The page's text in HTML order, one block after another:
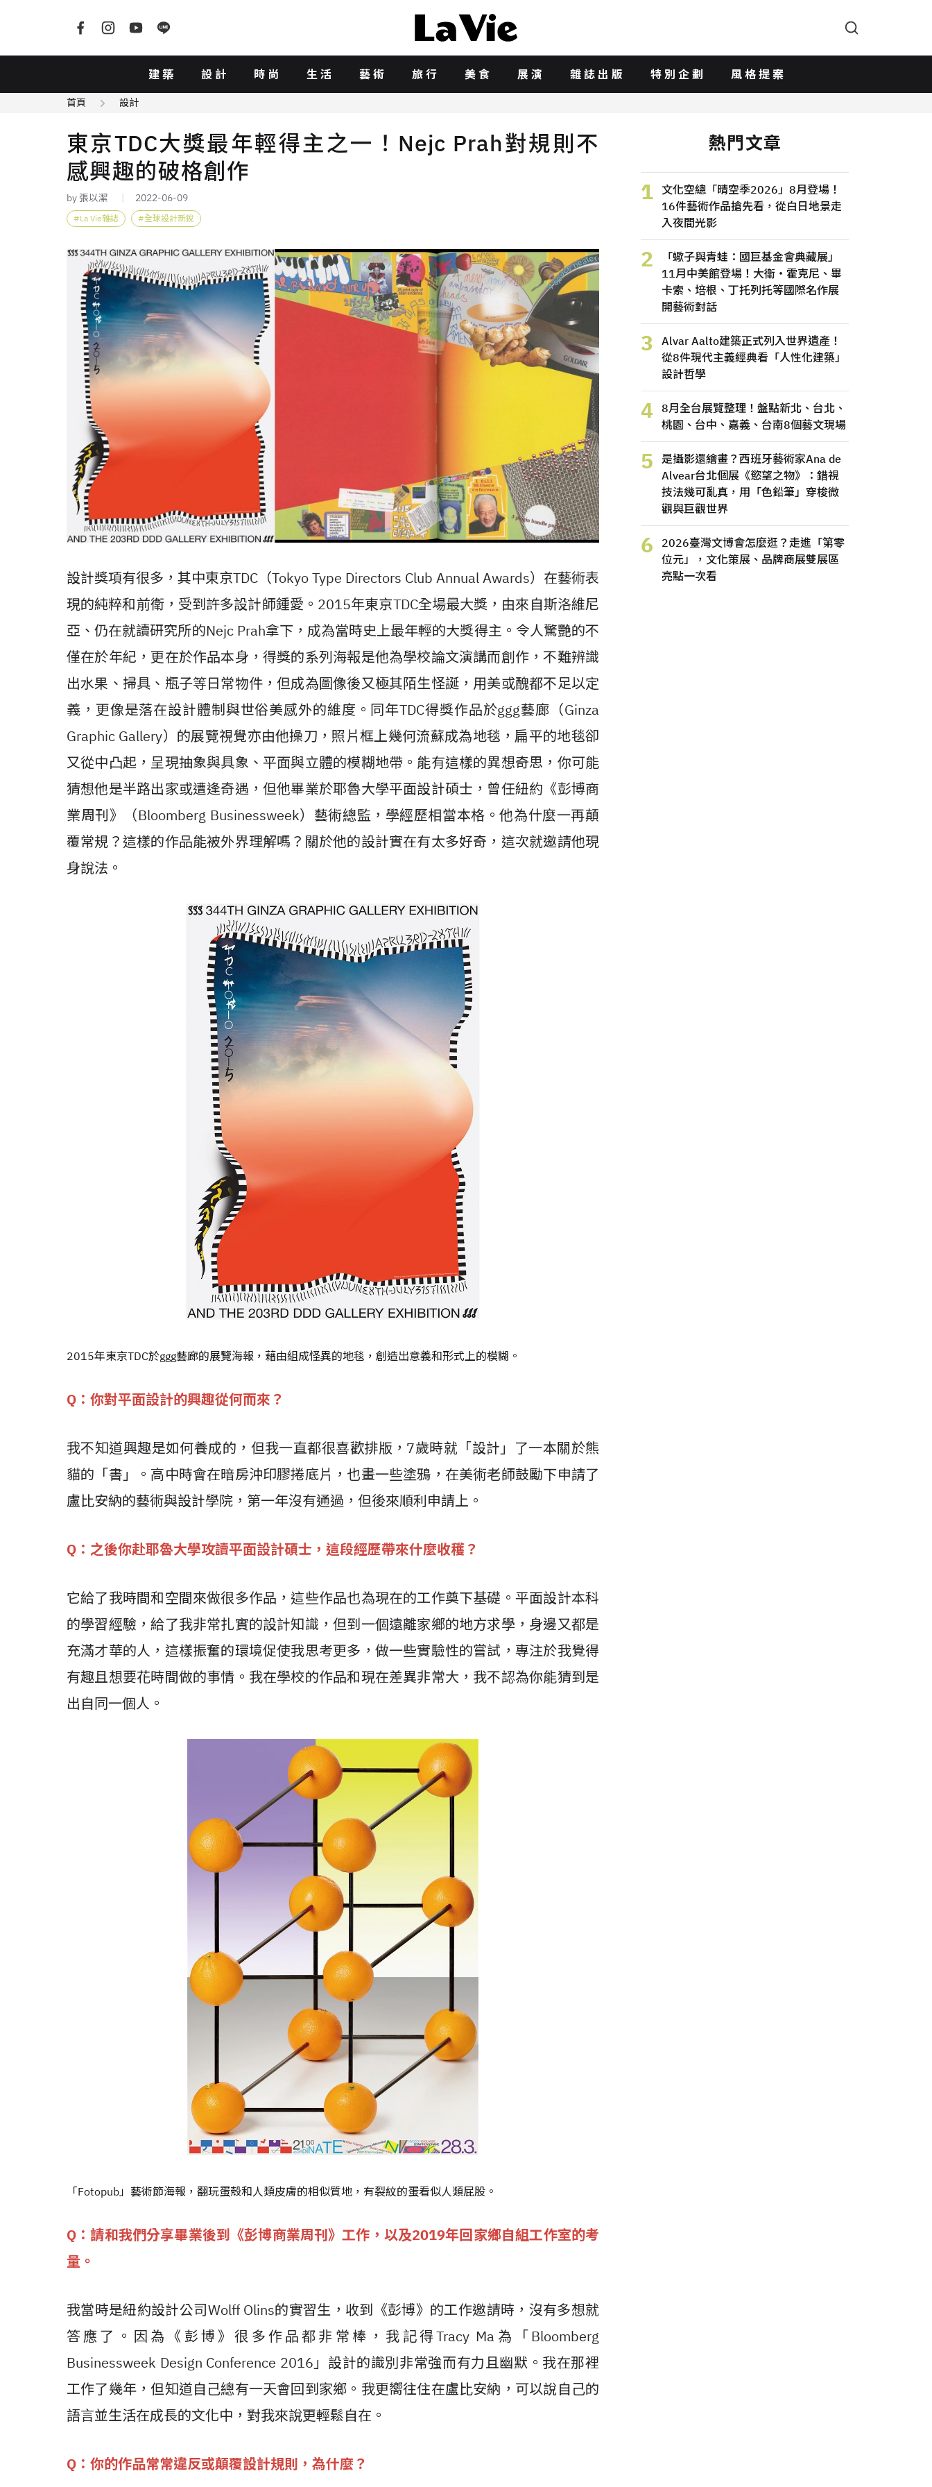
建築 設計 時尚 生活 藝術 旅行 美食 展演 雜誌出版 特別企劃 風格提案
首頁 設計
東京TDC大獎最年輕得主之一！Nejc Prah對規則不
感興趣的破格創作
by 張以潔 2022-06-09
La Vie雜誌 全球設計新銳
設計獎項有很多，其中東京TDC（Tokyo Type Directors Club Annual Awards）在藝術表
現的純粹和前衛，受到許多設計師鍾愛。2015年東京TDC全場最大獎，由來自斯洛維尼
亞、仍在就讀研究所的Nejc Prah拿下，成為當時史上最年輕的大獎得主。令人驚艷的不
僅在於年紀，更在於作品本身，得獎的系列海報是他為學校論文演講而創作，不難辨識
出水果、掃具、瓶子等日常物件，但成為圖像後又極其陌生怪誕，用美或醜都不足以定
義，更像是落在設計體制與世俗美感外的維度。同年TDC得獎作品於ggg藝廊（Ginza
Graphic Gallery）的展覽視覺亦由他操刀，照片框上幾何流蘇成為地毯，扁平的地毯卻
又從中凸起，呈現抽象與具象、平面與立體的模糊地帶。能有這樣的異想奇思，你可能
猜想他是半路出家或遭逢奇遇，但他畢業於耶魯大學平面設計碩士，曾任紐約《彭博商
業周刊》（Bloomberg Businessweek）藝術總監，學經歷相當本格。他為什麼一再顛
覆常規？這樣的作品能被外界理解嗎？關於他的設計實在有太多好奇，這次就邀請他現
身說法。
2015年東京TDC於ggg藝廊的展覽海報，藉由組成怪異的地毯，創造出意義和形式上的模糊。
Q：你對平面設計的興趣從何而來？
我不知道興趣是如何養成的，但我一直都很喜歡排版，7歲時就「設計」了一本關於熊
貓的「書」。高中時會在暗房沖印膠捲底片，也畫一些塗鴉，在美術老師鼓勵下申請了
盧比安納的藝術與設計學院，第一年沒有通過，但後來順利申請上。
Q：之後你赴耶魯大學攻讀平面設計碩士，這段經歷帶來什麼收穫？
它給了我時間和空間來做很多作品，這些作品也為現在的工作奠下基礎。平面設計本科
的學習經驗，給了我非常扎實的設計知識，但到一個遠離家鄉的地方求學，身邊又都是
充滿才華的人，這樣振奮的環境促使我思考更多，做一些實驗性的嘗試，專注於我覺得
有趣且想要花時間做的事情。我在學校的作品和現在差異非常大，我不認為你能猜到是
出自同一個人。
「Fotopub」藝術節海報，翻玩蛋殼和人類皮膚的相似質地，有裂紋的蛋看似人類屁股。
Q：請和我們分享畢業後到《彭博商業周刊》工作，以及2019年回家鄉自組工作室的考
量。
我當時是紐約設計公司Wolff Olins的實習生，收到《彭博》的工作邀請時，沒有多想就
答應了。因為《彭博》很多作品都非常棒，我記得Tracy Ma為「Bloomberg
Businessweek Design Conference 2016」設計的識別非常強而有力且幽默。我在那裡
工作了幾年，但知道自己總有一天會回到家鄉。我更嚮往住在盧比安納，可以說自己的
語言並生活在成長的文化中，對我來說更輕鬆自在。
Q：你的作品常常違反或顛覆設計規則，為什麼？
熱門文章
1
文化空總「晴空季2026」8月登場！
16件藝術作品搶先看，從白日地景走
入夜間光影
2
「蠍子與青蛙：國巨基金會典藏展」
11月中美館登場！大衛・霍克尼、畢
卡索、培根、丁托列托等國際名作展
開藝術對話
3
Alvar Aalto建築正式列入世界遺產！
從8件現代主義經典看「人性化建築」
設計哲學
4
8月全台展覽整理！盤點新北、台北、
桃園、台中、嘉義、台南8個藝文現場
5
是攝影還繪畫？西班牙藝術家Ana de
Alvear台北個展《慾望之物》：錯視
技法幾可亂真，用「色鉛筆」穿梭微
觀與巨觀世界
6
2026臺灣文博會怎麼逛？走進「第零
位元」，文化策展、品牌商展雙展區
亮點一次看